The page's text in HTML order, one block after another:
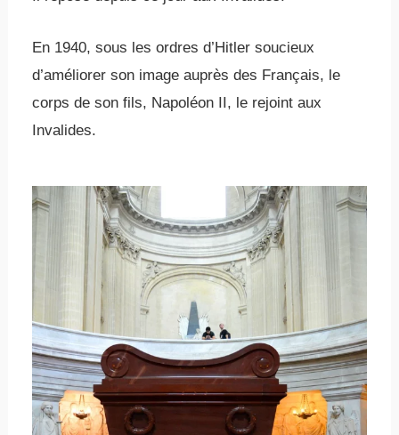
En 1940, sous les ordres d’Hitler soucieux
d’améliorer son image auprès des Français, le
corps de son fils, Napoléon II, le rejoint aux
Invalides.